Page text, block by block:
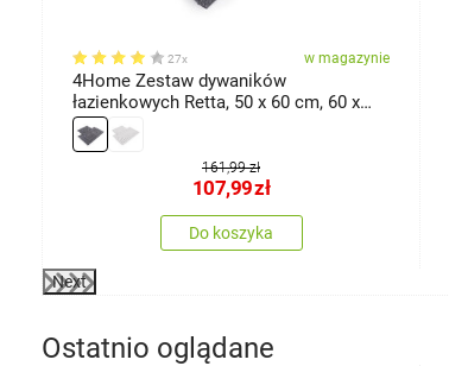
27x w magazynie
4Home Zestaw dywaników
łazienkowych Retta, 50 x 60 cm, 60 x
100 cm
161,99 zł
107,99zł
Do koszyka
Next
Ostatnio oglądane